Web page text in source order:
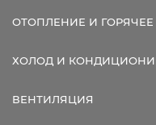
ОТОПЛЕНИЕ И
ХОЛОД И
ВЕНТИЛЯЦИЯ